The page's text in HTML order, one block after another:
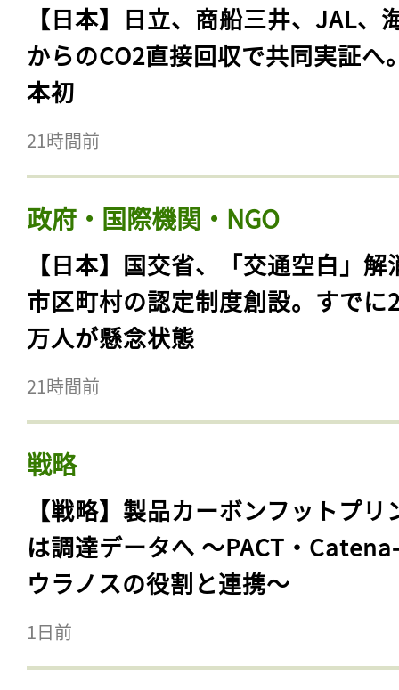
【日本】日立、商船三井、JAL、
からのCO2直接回収で共同実証へ
本初
21時間前
政府・国際機関・NGO
【日本】国交省、「交通空白」解
市区町村の認定制度創設。すでに
万人が懸念状態
21時間前
戦略
【戦略】製品カーボンフットプリ
は調達データへ 〜PACT・
ウラノスの役割と連携〜
1日前